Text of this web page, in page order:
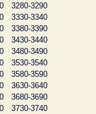
3280-3290
3330-3340
3380-3390
3430-3440
3480-3490
3530-3540
3580-3590
3630-3640
3680-3690
3730-3740